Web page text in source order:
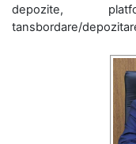
depozite,
tansbordare/